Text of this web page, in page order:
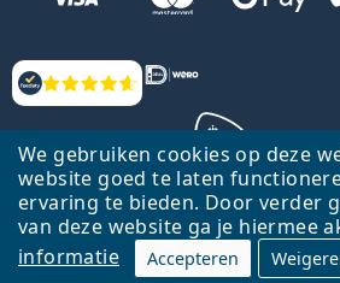
We gebruiken cookies op deze
website goed te laten
ervaring te bieden. Door verder
van deze website ga je hiermee
informatie
Accepteren
Beoordelingen
Terug naar de homepagina
Lentiamo.nl is eigendom van en wordt